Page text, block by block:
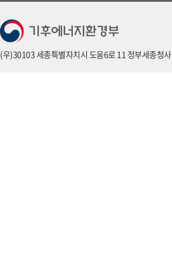
(우)30103 세종특별자치시 도움6로 11 정부세종청사